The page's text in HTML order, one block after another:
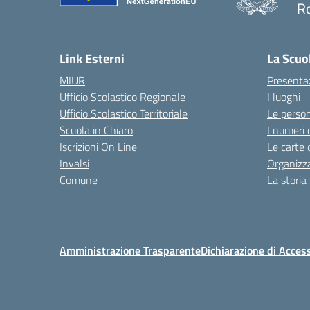
Link Esterni
MIUR
Ufficio Scolastico Regionale
Ufficio Scolastico Territoriale
Scuola in Chiaro
Iscrizioni On Line
Invalsi
Comune
La
I luoghi
Le
I numeri
Le carte
La storia
Amministrazione TrasparenteDichiarazione di